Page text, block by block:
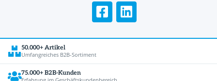
50.000+ Artikel
Umfangreiches B2B-Sortiment
75.000+ B2B-Kunden